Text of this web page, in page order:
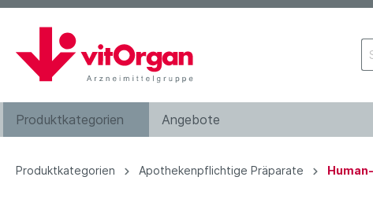
Produktkategorien Angebote
Produktkategorien Apothekenpflichtige Präparate